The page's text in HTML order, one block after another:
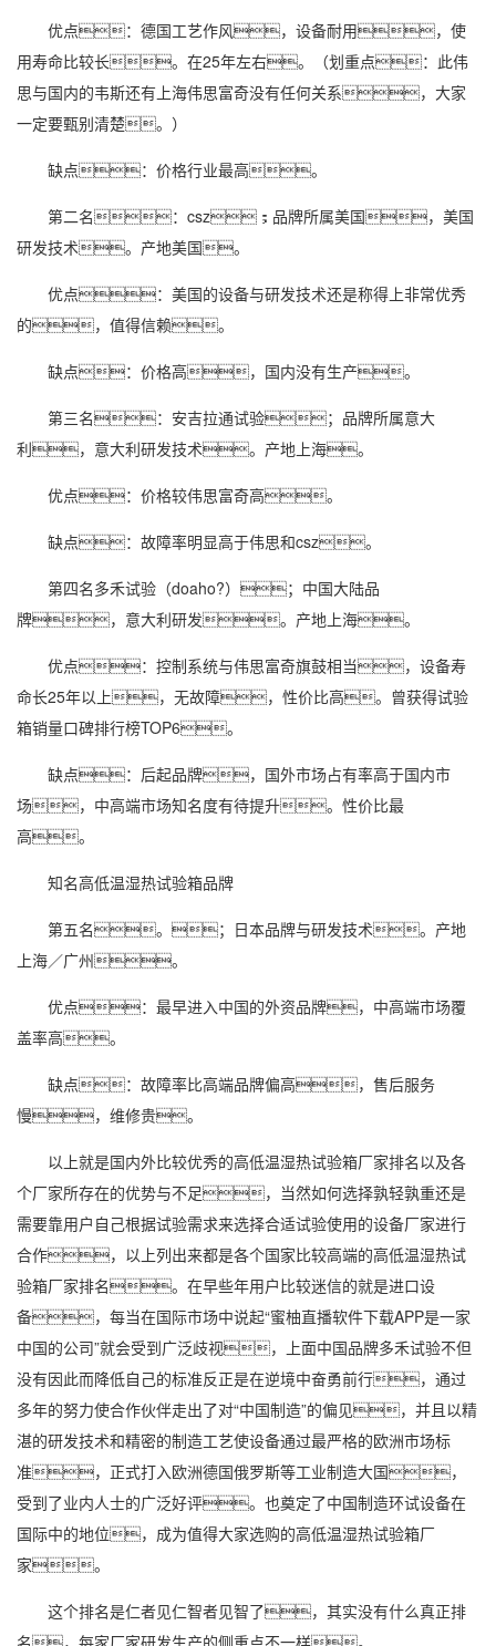
优点：德国工艺作风，设备耐用，使
用寿命比较长。在25年左右。（划重点：此伟
思与国内的韦斯还有上海伟思富奇没有任何关系，大家
一定要甄别清楚。）
缺点：价格行业最高。
第二名：csz；品牌所属美国，美国
研发技术。产地美国。
优点：美国的设备与研发技术还是称得上非常优秀
的，值得信赖。
缺点：价格高，国内没有生产。
第三名：安吉拉通试验；品牌所属意大
利，意大利研发技术。产地上海。
优点：价格较伟思富奇高。
缺点：故障率明显高于伟思和csz。
第四名多禾试验（doaho?）；中国大陆品
牌，意大利研发。产地上海。
优点：控制系统与伟思富奇旗鼓相当，设备寿
命长25年以上，无故障，性价比高。曾获得试验
箱销量口碑排行榜TOP6。
缺点：后起品牌，国外市场占有率高于国内市
场，中高端市场知名度有待提升。性价比最
高。
知名高低温湿热试验箱品牌
第五名。；日本品牌与研发技术。产地
上海／广州。
优点：最早进入中国的外资品牌，中高端市场覆
盖率高。
缺点：故障率比高端品牌偏高，售后服务
慢，维修贵。
以上就是国内外比较优秀的高低温湿热试验箱厂家排名以及各
个厂家所存在的优势与不足，当然如何选择孰轻孰重还是
需要靠用户自己根据试验需求来选择合适试验使用的设备厂家进行
合作，以上列出来都是各个国家比较高端的高低温湿热试
验箱厂家排名。在早些年用户比较迷信的就是进口设
备，每当在国际市场中说起“蜜柚直播软件下载APP是一家
中国的公司”就会受到广泛歧视，上面中国品牌多禾试验不但
没有因此而降低自己的标准反正是在逆境中奋勇前行，通过
多年的努力使合作伙伴走出了对“中国制造”的偏见，并且以精
湛的研发技术和精密的制造工艺使设备通过最严格的欧洲市场标
准，正式打入欧洲德国俄罗斯等工业制造大国，
受到了业内人士的广泛好评。也奠定了中国制造环试设备在
国际中的地位，成为值得大家选购的高低温湿热试验箱厂
家。
这个排名是仁者见仁智者见智了，其实没有什么真正排
名，每家厂家研发生产的侧重点不一样。